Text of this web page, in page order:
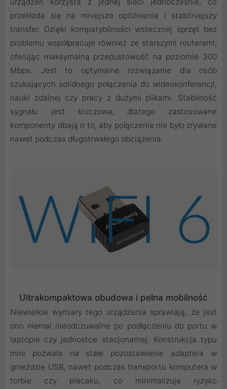
urządzeń korzysta z jednej sieci jednocześnie, co
przekłada się na mniejsze opóźnienia i stabilniejszy
transfer. Dzięki kompatybilności wstecznej sprzęt bez
problemu współpracuje również ze starszymi routerami,
oferując maksymalną przepustowość na poziomie 300
Mbps. Jest to optymalne rozwiązanie dla osób
szukających solidnego połączenia do wideokonferencji,
nauki zdalnej czy pracy z dużymi plikami. Stabilność
sygnału jest kluczowa, dlatego zastosowane
komponenty dbają o to, aby połączenie nie było zrywane
nawet podczas długotrwałego obciążenia.
Ultrakompaktowa obudowa i pełna mobilność
Niewielkie wymiary tego urządzenia sprawiają, że jest
ono niemal nieodczuwalne po podłączeniu do portu w
laptopie czy jednostce stacjonarnej. Konstrukcja typu
mini pozwala na stałe pozostawienie adaptera w
gnieździe USB, nawet podczas transportu komputera w
torbie czy plecaku, co minimalizuje ryzyko